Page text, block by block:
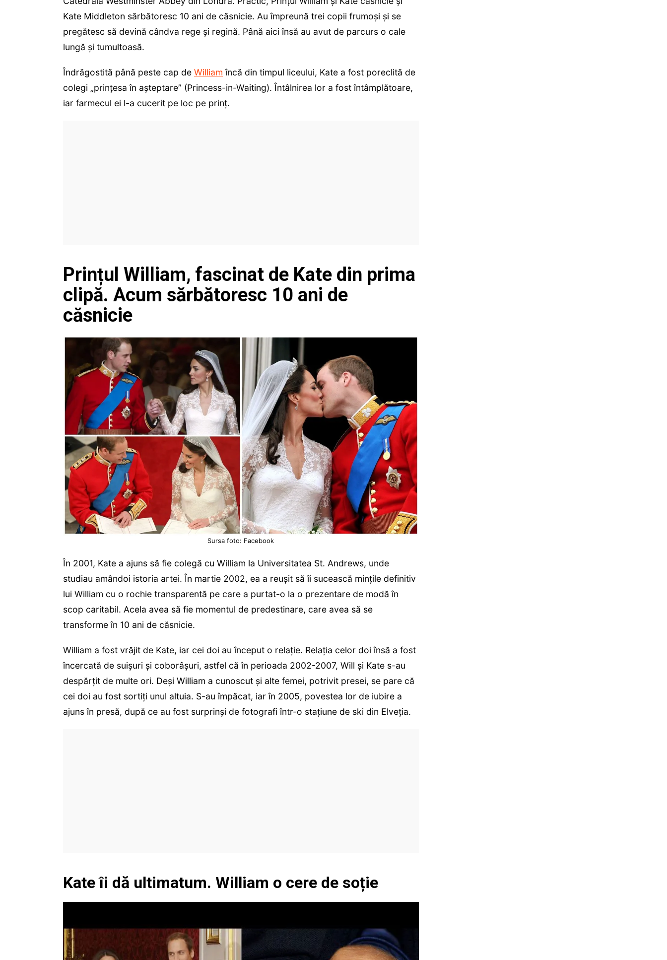
Kate Middleton sărbătoresc 10 ani de căsnicie. Au împreună trei copii frumoși și se
pregătesc să devină cândva rege și regină. Până aici însă au avut de parcurs o cale
lungă și tumultoasă.
Îndrăgostită până peste cap de William încă din timpul liceului, Kate a fost poreclită de
colegi „prinţesa în aşteptare” (Princess-in-Waiting). Întâlnirea lor a fost întâmplătoare,
iar farmecul ei l-a cucerit pe loc pe prinţ.
Prințul William, fascinat de Kate din prima
clipă. Acum sărbătoresc 10 ani de
căsnicie
Sursa foto: Facebook
În 2001, Kate a ajuns să fie colegă cu William la Universitatea St. Andrews, unde
studiau amândoi istoria artei. În martie 2002, ea a reuşit să îi sucească minţile definitiv
lui William cu o rochie transparentă pe care a purtat-o la o prezentare de modă în
scop caritabil. Acela avea să fie momentul de predestinare, care avea să se
transforme în 10 ani de căsnicie.
William a fost vrăjit de Kate, iar cei doi au început o relaţie. Relaţia celor doi însă a fost
încercată de suişuri şi coborâşuri, astfel că în perioada 2002-2007, Will şi Kate s-au
despărţit de multe ori. Deşi William a cunoscut şi alte femei, potrivit presei, se pare că
cei doi au fost sortiţi unul altuia. S-au împăcat, iar în 2005, povestea lor de iubire a
ajuns în presă, după ce au fost surprinşi de fotografi într-o staţiune de ski din Elveţia.
Kate îi dă ultimatum. William o cere de soție